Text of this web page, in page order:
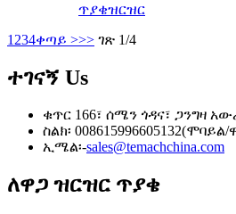
ጥያቄዝርዝር
1 234ቀጣይ >>> ገጽ 1/4
ተገናኝ Us
ቁጥር 166፣ ሰሜን ጎዳና፣ ጋንግዛ
ስልክ፡
ኢሜል፡-sales@temachchina.com
ለዋጋ ዝርዝር ጥያቄ